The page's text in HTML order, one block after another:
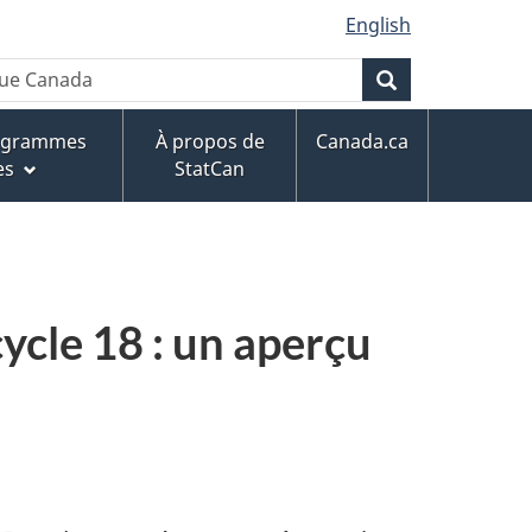
English
Canada
À propos de
StatCan
Canada.ca
18 : un aperçu